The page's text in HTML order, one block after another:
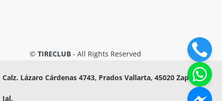
© TIRECLUB - All Rights Reserved
Calz. Lázaro Cárdenas 4743, Prados Vallarta, 45020 Zapopan,
Jal.